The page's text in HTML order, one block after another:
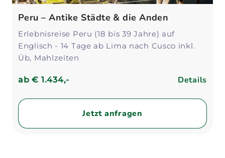
Peru – Antike Städte & die Anden
Erlebnisreise Peru (18 bis 39 Jahre) auf
Englisch - 14 Tage ab Lima nach Cusco inkl.
Üb, Mahlzeiten
ab€ 1.434,- Details
Jetzt anfragen